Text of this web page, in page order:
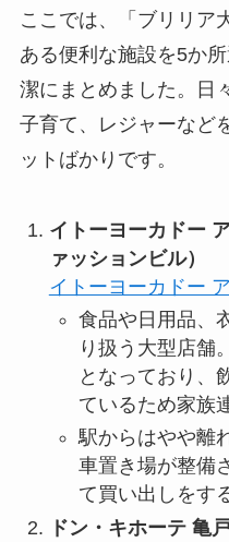
ここでは、「ブリリア
ある便利な施設を5か
潔にまとめました。日
子育て、レジャーなど
ットばかりです。
イトーヨーカドー
ァッションビル）
イトーヨーカドー
食品や日用品、
り扱う大型店舗
となっており、
ているため家族
駅からはやや離
車置き場が整備
て買い出しをす
ドン・キホーテ 亀